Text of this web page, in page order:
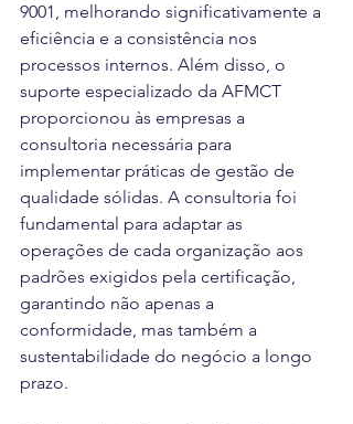
9001, melhorando significativamente a
eficiência e a consistência nos
processos internos. Além disso, o
suporte especializado da AFMCT
proporcionou às empresas a
consultoria necessária para
implementar práticas de gestão de
qualidade sólidas. A consultoria foi
fundamental para adaptar as
operações de cada organização aos
padrões exigidos pela certificação,
garantindo não apenas a
conformidade, mas também a
sustentabilidade do negócio a longo
prazo.